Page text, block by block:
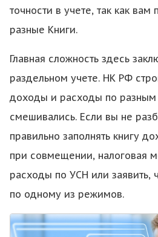
точности в учете, так как вам
разные Книги.
Главная сложность здесь
раздельном учете. НК РФ
доходы и расходы по
смешивались. Если вы не
правильно заполнять книгу
при совмещении, налоговая
расходы по УСН или заявить,
по одному из режимов.